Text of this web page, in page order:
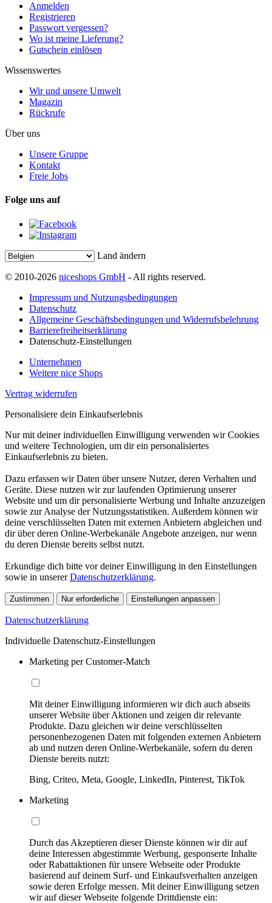
Anmelden
Registrieren
Passwort vergessen?
Wo ist meine Lieferung?
Gutschein einlösen
Wissenswertes
Wir und unsere Umwelt
Magazin
Rückrufe
Über uns
Unsere Gruppe
Kontakt
Freie Jobs
Folge uns auf
Land ändern
© 2010-2026 niceshops GmbH - All rights reserved.
Impressum und Nutzungsbedingungen
Datenschutz
Allgemeine Geschäftsbedingungen und Widerrufsbelehrung
Barrierefreiheitserklärung
Datenschutz-Einstellungen
Unternehmen
Weitere nice Shops
Vertrag widerrufen
Personalisiere dein Einkaufserlebnis
Nur mit deiner individuellen Einwilligung verwenden wir Cookies
und weitere Technologien, um dir ein personalisiertes
Einkaufserlebnis zu bieten.
Dazu erfassen wir Daten über unsere Nutzer, deren Verhalten und
Geräte. Diese nutzen wir zur laufenden Optimierung unserer
Website und um dir personalisierte Werbung und Inhalte anzuzeigen
sowie zur Analyse der Nutzungsstatistiken. Außerdem können wir
deine verschlüsselten Daten mit externen Anbietern abgleichen und
dir über deren Online-Werbekanäle Angebote anzeigen, nur wenn
du deren Dienste bereits selbst nutzt.
Erkundige dich bitte vor deiner Einwilligung in den Einstellungen
sowie in unsererDatenschutzerklärung.
Zustimmen Nur erforderliche Einstellungen anpassen
Datenschutzerklärung
Individuelle Datenschutz-Einstellungen
Marketing per Customer-Match
Mit deiner Einwilligung informieren wir dich auch abseits
unserer Website über Aktionen und zeigen dir relevante
Produkte. Dazu gleichen wir deine verschlüsselten
personenbezogenen Daten mit folgenden externen Anbietern
ab und nutzen deren Online-Werbekanäle, sofern du deren
Dienste bereits nutzt:
Bing, Criteo, Meta, Google, LinkedIn, Pinterest, TikTok
Marketing
Durch das Akzeptieren dieser Dienste können wir dir auf
deine Interessen abgestimmte Werbung, gesponserte Inhalte
oder Rabattaktionen für unsere Webseite oder Produkte
basierend auf deinem Surf- und Einkaufsverhalten anzeigen
sowie deren Erfolge messen. Mit deiner Einwilligung setzen
wir auf dieser Webseite folgende Drittdienste ein: